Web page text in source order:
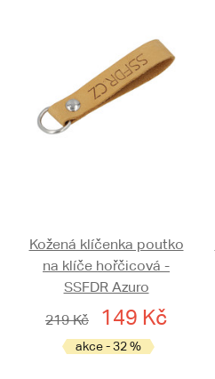
Kožená klíčenka poutko
na klíče hořčicová -
SSFDR Azuro
219 Kč
149 Kč
akce - 32 %